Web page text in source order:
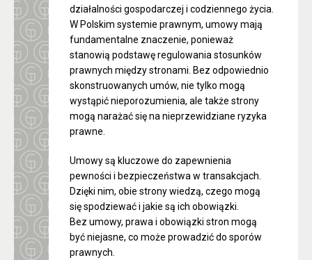
działalności gospodarczej i codziennego życia.
W Polskim systemie prawnym, umowy mają
fundamentalne znaczenie, ponieważ
stanowią podstawę regulowania stosunków
prawnych między stronami. Bez odpowiednio
skonstruowanych umów, nie tylko mogą
wystąpić nieporozumienia, ale także strony
mogą narażać się na nieprzewidziane ryzyka
prawne.
Umowy są kluczowe do zapewnienia
pewności i bezpieczeństwa w transakcjach.
Dzięki nim, obie strony wiedzą, czego mogą
się spodziewać i jakie są ich obowiązki.
Bez umowy, prawa i obowiązki stron mogą
być niejasne, co może prowadzić do sporów
prawnych.